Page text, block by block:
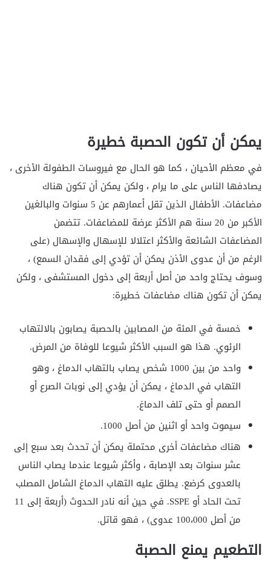
يمكن أن تكون الحصبة خطيرة
في معظم الأحيان ، كما هو الحال مع فيروسات الطفولة الأخرى ،
يصادفها الناس على ما يرام ، ولكن يمكن أن تكون هناك
مضاعفات. الأطفال الذين تقل أعمارهم عن 5 سنوات والبالغين
الأكبر من 20 سنة هم الأكثر عرضة للمضاعفات. تتضمن
المضاعفات الشائعة والأكثر اعتلالا للإسهال والإسهال (على
الرغم من أن عدوى الأذن يمكن أن تؤدي إلى فقدان السمع) ،
وسوف يحتاج واحد من أصل أربعة إلى دخول المستشفى ، ولكن
يمكن أن تكون هناك مضاعفات خطيرة:
خمسة في المئة من المصابين بالحصبة يصابون بالالتهاب
الرئوي. هذا هو السبب الأكثر شيوعا للوفاة من المرض.
واحد من بين 1000 شخص يصاب بالتهاب الدماغ ، وهو
التهاب في الدماغ ، يمكن أن يؤدي إلى نوبات الصرع أو
الصمم أو حتى تلف الدماغ.
سيموت واحد أو اثنين من أصل 1000.
هناك مضاعفات أخرى محتملة يمكن أن تحدث بعد سبع إلى
عشر سنوات بعد الإصابة ، وأكثر شيوعا عندما يصاب الناس
بالعدوى كرضع. يطلق عليه التهاب الدماغ الشامل المصلب
تحت الحاد أو SSPE. في حين أنه نادر الحدوث (أربعة إلى 11
من أصل 100،000 عدوى) ، فهو قاتل.
التطعيم يمنع الحصبة